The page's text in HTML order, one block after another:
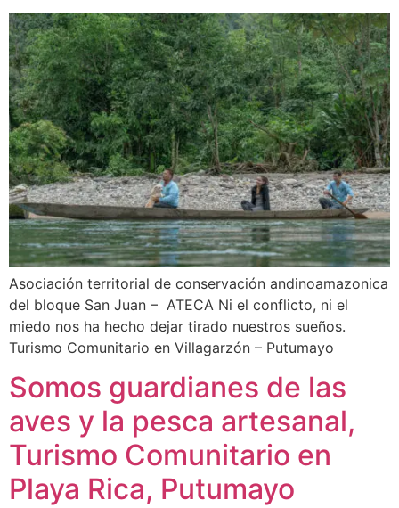
Asociación territorial de conservación andinoamazonica
del bloque San Juan – ATECA Ni el conflicto, ni el
miedo nos ha hecho dejar tirado nuestros sueños.
Turismo Comunitario en Villagarzón – Putumayo
Somos guardianes de las
aves y la pesca artesanal,
Turismo Comunitario en
Playa Rica, Putumayo